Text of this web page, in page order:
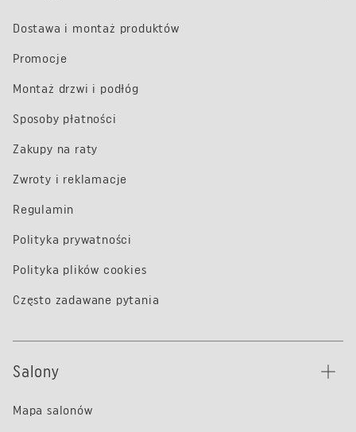
Dostawa i montaż produktów
Promocje
Montaż drzwi i podłóg
Sposoby płatności
Zakupy na raty
Zwroty i reklamacje
Regulamin
Polityka prywatności
Polityka plików cookies
Często zadawane pytania
Salony
Mapa salonów